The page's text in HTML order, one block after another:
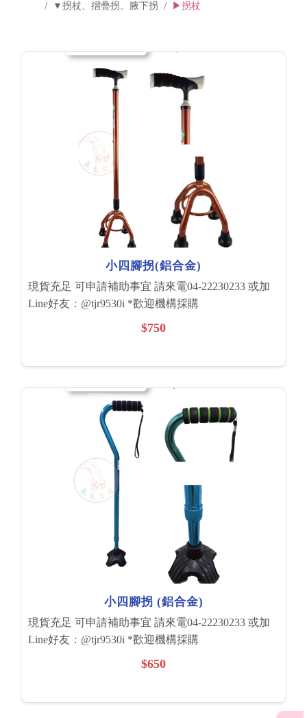
▼拐杖、摺疊拐、腋下拐
▶拐杖
小四腳拐(鋁合金)
現貨充足 可申請補助事宜 請來電04-22230233 或加
Line好友：@tjr9530i *歡迎機構採購
$750
小四腳拐 (鋁合金)
現貨充足 可申請補助事宜 請來電04-22230233 或加
Line好友：@tjr9530i *歡迎機構採購
$650